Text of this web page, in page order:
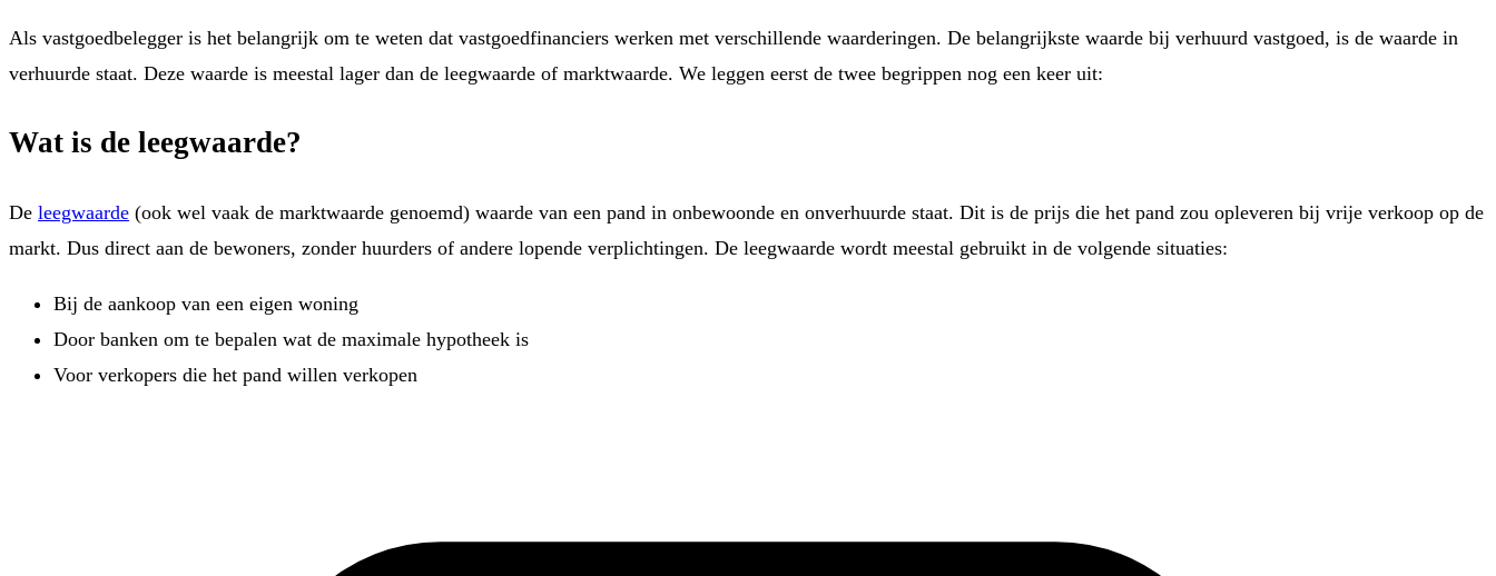
Als vastgoedbelegger is het belangrijk om te weten dat vastgoedfinanciers werken met verschillende waarderingen. De belangrijkste waarde bij verhuurd vastgoed, is de waarde in
verhuurde staat. Deze waarde is meestal lager dan de leegwaarde of marktwaarde. We leggen eerst de twee begrippen nog een keer uit:
Wat is de leegwaarde?
De leegwaarde (ook wel vaak de marktwaarde genoemd) waarde van een pand in onbewoonde en onverhuurde staat. Dit is de prijs die het pand zou opleveren bij vrije verkoop op de
markt. Dus direct aan de bewoners, zonder huurders of andere lopende verplichtingen. De leegwaarde wordt meestal gebruikt in de volgende situaties:
Bij de aankoop van een eigen woning
Door banken om te bepalen wat de maximale hypotheek is
Voor verkopers die het pand willen verkopen